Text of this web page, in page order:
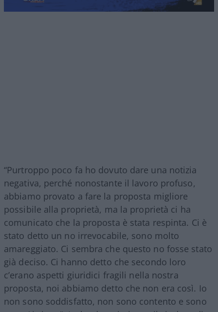
“Purtroppo poco fa ho dovuto dare una notizia
negativa, perché nonostante il lavoro profuso,
abbiamo provato a fare la proposta migliore
possibile alla proprietà, ma la proprietà ci ha
comunicato che la proposta è stata respinta. Ci è
stato detto un no irrevocabile, sono molto
amareggiato. Ci sembra che questo no fosse stato
già deciso. Ci hanno detto che secondo loro
c’erano aspetti giuridici fragili nella nostra
proposta, noi abbiamo detto che non era così. Io
non sono soddisfatto, non sono contento e sono